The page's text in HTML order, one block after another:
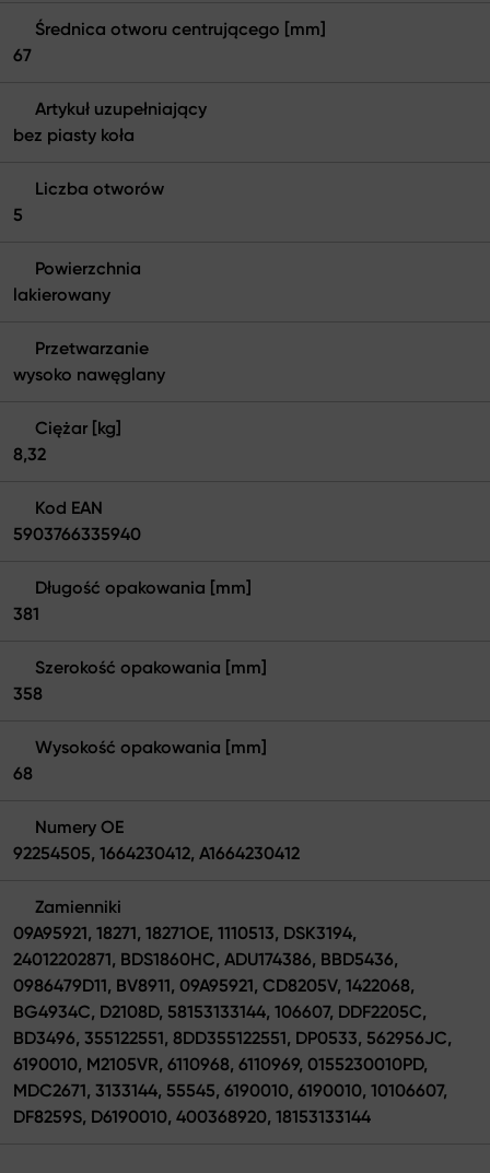
Średnica otworu centrującego [mm]
67
Artykuł uzupełniający
bez piasty koła
Liczba otworów
5
Powierzchnia
lakierowany
Przetwarzanie
wysoko nawęglany
Ciężar [kg]
8,32
Kod EAN
5903766335940
Długość opakowania [mm]
381
Szerokość opakowania [mm]
358
Wysokość opakowania [mm]
68
Numery OE
92254505, 1664230412, A1664230412
Zamienniki
09A95921, 18271, 18271OE, 1110513, DSK3194,
24012202871, BDS1860HC, ADU174386, BBD5436,
0986479D11, BV8911, 09A95921, CD8205V, 1422068,
BG4934C, D2108D, 58153133144, 106607, DDF2205C,
BD3496, 355122551, 8DD355122551, DP0533, 562956JC,
6190010, M2105VR, 6110968, 6110969, 0155230010PD,
MDC2671, 3133144, 55545, 6190010, 6190010, 10106607,
DF8259S, D6190010, 400368920, 18153133144